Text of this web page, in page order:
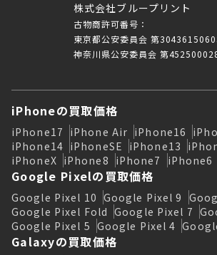
株式会社ブループリント
古物商許可番号：
東京都公安委員会 第
神奈川県公安委員会 第
iPhoneの買取価格
iPhone17 iPhone Air iPhone16
iPhone14 iPhoneSE iPhone13
iPhoneX iPhone8 iPhone7 iPhone6
Google Pixelの買取価格
Google Pixel 10 Google Pixel 9
Google Pixel Fold Google Pixel 7
Google Pixel 5 Google Pixel 4
Galaxyの買取価格